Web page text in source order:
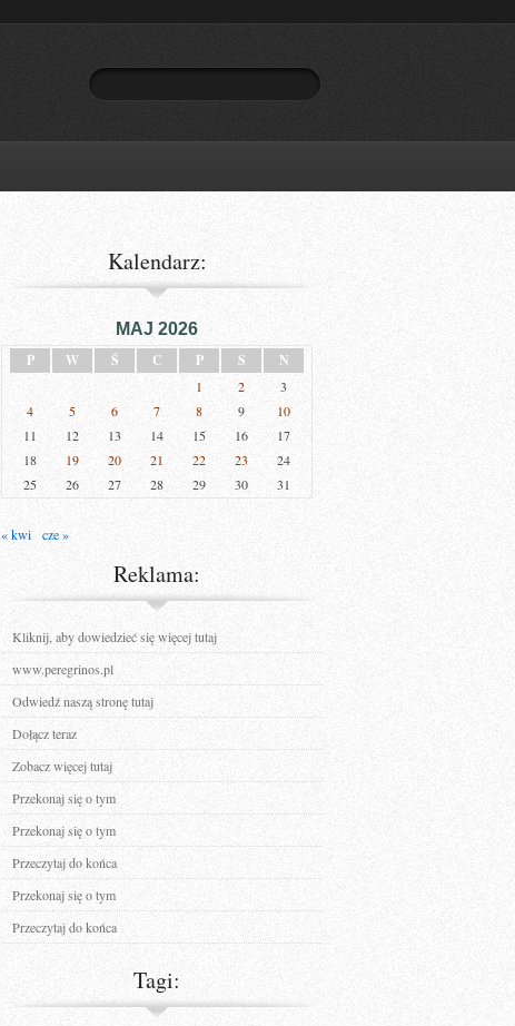
Kalendarz:
MAJ 2026
P
W Ś C P S N
1 2
3
4
5 6 7 8 9
10
11
12 13 14 15 16
17
18
19 20 21 22 23
24
25
26 27 28 29 30 31
« kwi cze »
Reklama:
Kliknij, aby dowiedzieć się więcej tutaj
www.peregrinos.pl
Odwiedź naszą stronę tutaj
Dołącz teraz
Zobacz więcej tutaj
Przekonaj się o tym
Przekonaj się o tym
Przeczytaj do końca
Przekonaj się o tym
Przeczytaj do końca
Tagi: